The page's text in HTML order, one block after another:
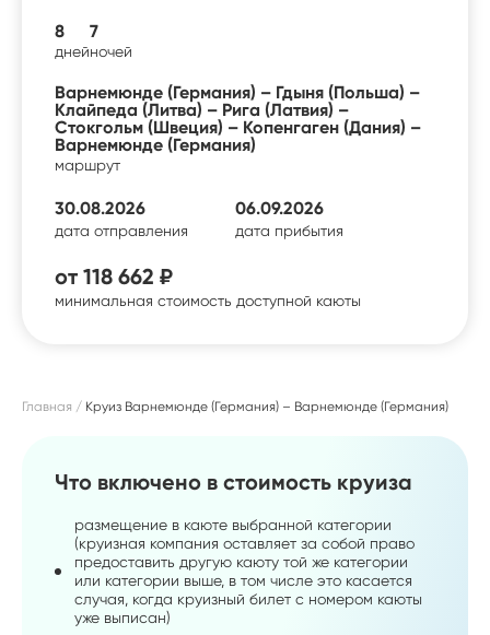
8
дней
7
ночей
Варнемюнде (Германия) – Гдыня (Польша) –
Клайпеда (Литва) – Рига (Латвия) –
Стокгольм (Швеция) – Копенгаген (Дания) –
Варнемюнде (Германия)
маршрут
30.08.2026
дата отправления
06.09.2026
дата прибытия
от 118 662 ₽
минимальная стоимость доступной каюты
Главная Круиз Варнемюнде (Германия) – Варнемюнде (Германия)
Что включено в стоимость круиза
размещение в каюте выбранной категории
(круизная компания оставляет за собой право
предоставить другую каюту той же категории
или категории выше, в том числе это касается
случая, когда круизный билет с номером каюты
уже выписан)